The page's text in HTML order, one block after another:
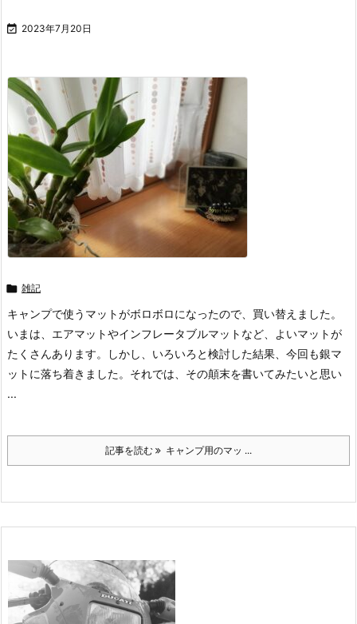
 2023年7月20日
 雑記
キャンプで使うマットがボロボロになったので、買い替えました。
いまは、エアマットやインフレータブルマットなど、よいマットが
たくさんあります。しかし、いろいろと検討した結果、今回も銀マ
ットに落ち着きました。それでは、その顛末を書いてみたいと思い
...
記事を読む キャンプ用のマッ ...